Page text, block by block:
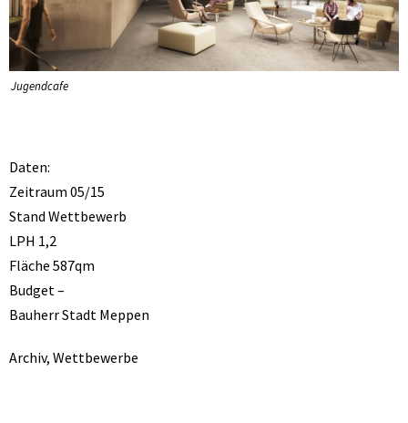
Jugendcafe
Daten:
Zeitraum 05/15
Stand Wettbewerb
LPH 1,2
Fläche 587qm
Budget –
Bauherr Stadt Meppen
Archiv, Wettbewerbe